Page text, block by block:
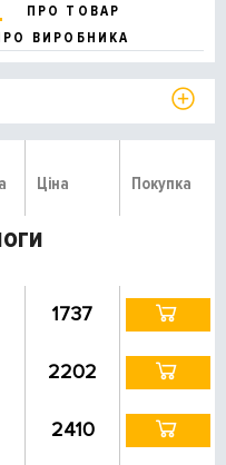
ПРО ТОВАР
ВИРОБНИКА
Ціна Покупка
1737
2202
2410